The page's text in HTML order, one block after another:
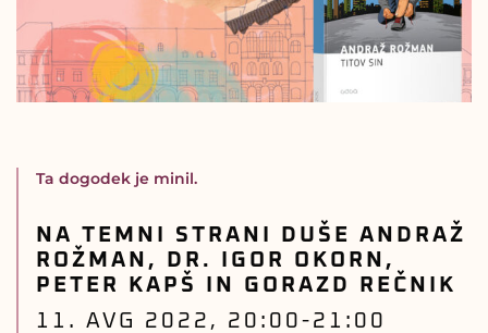
Ta dogodek je minil.
NA TEMNI STRANI DUŠE ANDRAŽ
ROŽMAN, DR. IGOR OKORN,
PETER KAPŠ IN GORAZD REČNIK
11. AVG 2022, 20:00 - 21:00